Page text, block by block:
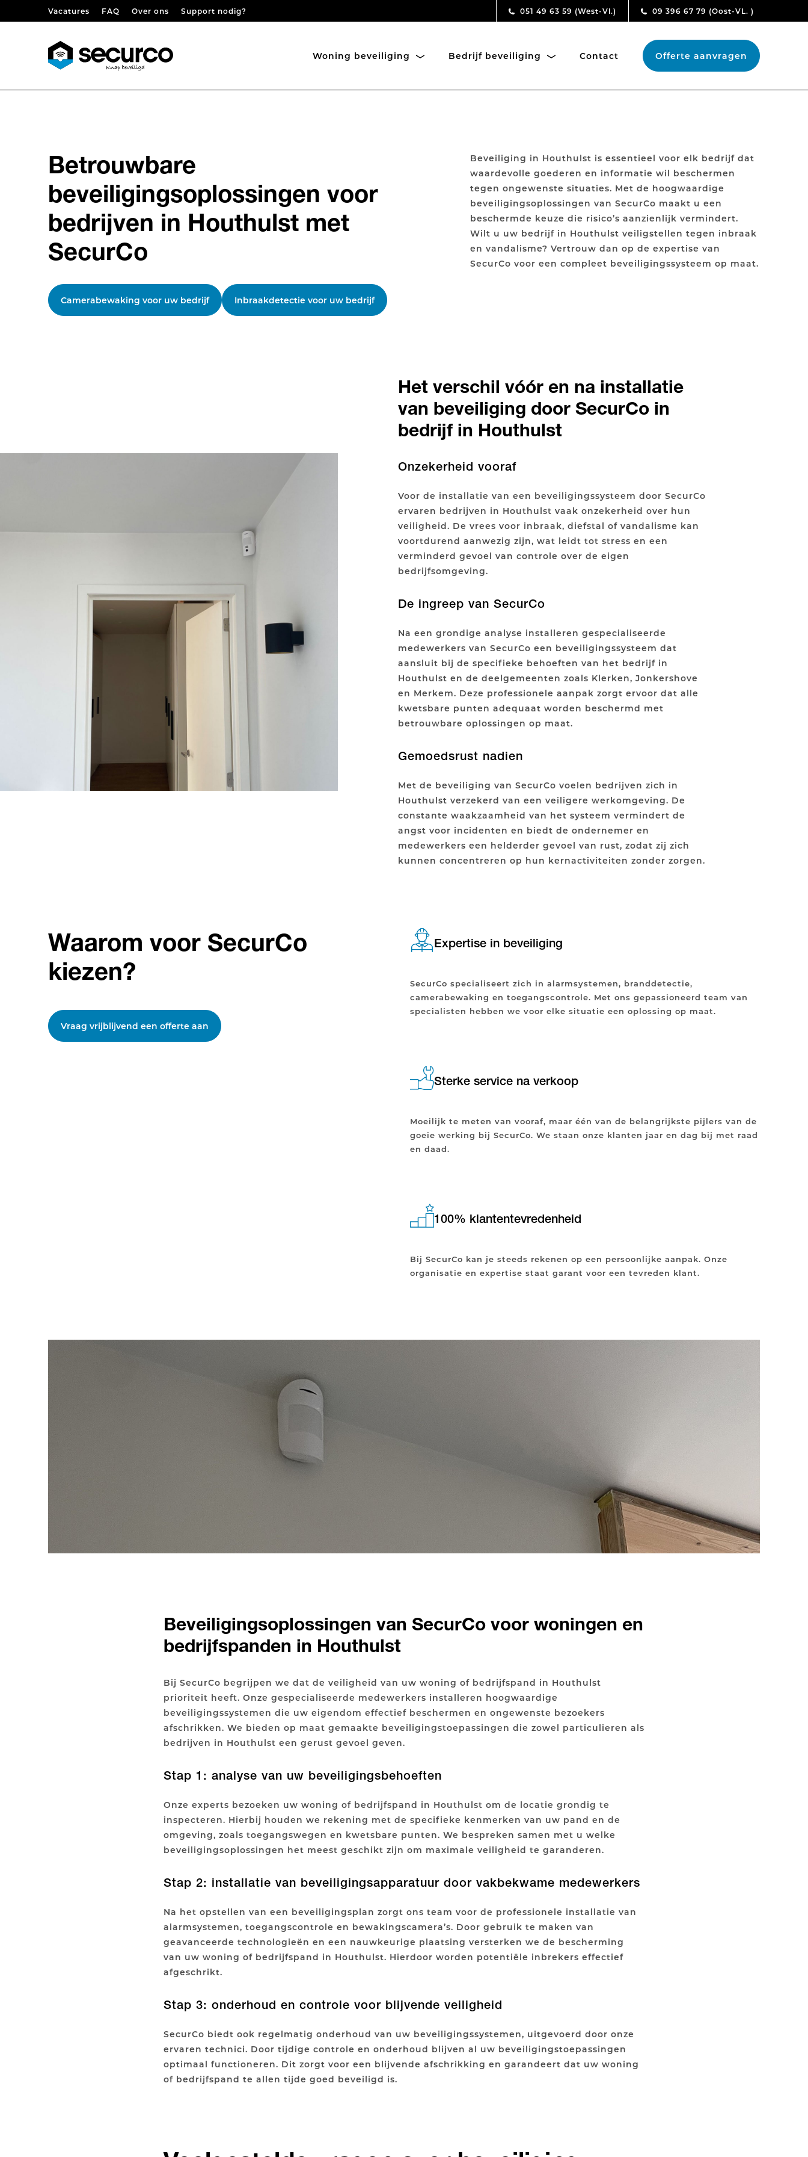
Skip to contentVacatures FAQ Over ons Support nodig? 051 49 63 59 (West-Vl.) 09 396 67 79 (Oost-VL. )
Woning beveiliging Bedrijf beveiliging Contact Offerte aanvragen
Betrouwbare
beveiligingsoplossingen voor
bedrijven in Houthulst met
SecurCo
Camerabewaking voor uw bedrijf Inbraakdetectie voor uw bedrijf
Beveiliging in Houthulst is essentieel voor elk bedrijf dat
waardevolle goederen en informatie wil beschermen
tegen ongewenste situaties. Met de hoogwaardige
beveiligingsoplossingen van SecurCo maakt u een
beschermde keuze die risico’s aanzienlijk vermindert.
Wilt u uw bedrijf in Houthulst veiligstellen tegen inbraak
en vandalisme? Vertrouw dan op de expertise van
SecurCo voor een compleet beveiligingssysteem op maat.
Het verschil vóór en na installatie
van beveiliging door SecurCo in
bedrijf in Houthulst
Onzekerheid vooraf
Voor de installatie van een beveiligingssysteem door SecurCo
ervaren bedrijven in Houthulst vaak onzekerheid over hun
veiligheid. De vrees voor inbraak, diefstal of vandalisme kan
voortdurend aanwezig zijn, wat leidt tot stress en een
verminderd gevoel van controle over de eigen
bedrijfsomgeving.
De ingreep van SecurCo
Na een grondige analyse installeren gespecialiseerde
medewerkers van SecurCo een beveiligingssysteem dat
aansluit bij de specifieke behoeften van het bedrijf in
Houthulst en de deelgemeenten zoals Klerken, Jonkershove
en Merkem. Deze professionele aanpak zorgt ervoor dat alle
kwetsbare punten adequaat worden beschermd met
betrouwbare oplossingen op maat.
Gemoedsrust nadien
Met de beveiliging van SecurCo voelen bedrijven zich in
Houthulst verzekerd van een veiligere werkomgeving. De
constante waakzaamheid van het systeem vermindert de
angst voor incidenten en biedt de ondernemer en
medewerkers een helderder gevoel van rust, zodat zij zich
kunnen concentreren op hun kernactiviteiten zonder zorgen.
Waarom voor SecurCo
kiezen?
Vraag vrijblijvend een offerte aan
Expertise in beveiliging
SecurCo specialiseert zich in alarmsystemen, branddetectie,
camerabewaking en toegangscontrole. Met ons gepassioneerd team van
specialisten hebben we voor elke situatie een oplossing op maat.
Sterke service na verkoop
Moeilijk te meten van vooraf, maar één van de belangrijkste pijlers van de
goeie werking bij SecurCo. We staan onze klanten jaar en dag bij met raad
en daad.
100% klantentevredenheid
Bij SecurCo kan je steeds rekenen op een persoonlijke aanpak. Onze
organisatie en expertise staat garant voor een tevreden klant.
Beveiligingsoplossingen van SecurCo voor woningen en
bedrijfspanden in Houthulst
Bij SecurCo begrijpen we dat de veiligheid van uw woning of bedrijfspand in Houthulst
prioriteit heeft. Onze gespecialiseerde medewerkers installeren hoogwaardige
beveiligingssystemen die uw eigendom effectief beschermen en ongewenste bezoekers
afschrikken. We bieden op maat gemaakte beveiligingstoepassingen die zowel particulieren als
bedrijven in Houthulst een gerust gevoel geven.
Stap 1: analyse van uw beveiligingsbehoeften
Onze experts bezoeken uw woning of bedrijfspand in Houthulst om de locatie grondig te
inspecteren. Hierbij houden we rekening met de specifieke kenmerken van uw pand en de
omgeving, zoals toegangswegen en kwetsbare punten. We bespreken samen met u welke
beveiligingsoplossingen het meest geschikt zijn om maximale veiligheid te garanderen.
Stap 2: installatie van beveiligingsapparatuur door vakbekwame medewerkers
Na het opstellen van een beveiligingsplan zorgt ons team voor de professionele installatie van
alarmsystemen, toegangscontrole en bewakingscamera’s. Door gebruik te maken van
geavanceerde technologieën en een nauwkeurige plaatsing versterken we de bescherming
van uw woning of bedrijfspand in Houthulst. Hierdoor worden potentiële inbrekers effectief
afgeschrikt.
Stap 3: onderhoud en controle voor blijvende veiligheid
SecurCo biedt ook regelmatig onderhoud van uw beveiligingssystemen, uitgevoerd door onze
ervaren technici. Door tijdige controle en onderhoud blijven al uw beveiligingstoepassingen
optimaal functioneren. Dit zorgt voor een blijvende afschrikking en garandeert dat uw woning
of bedrijfspand te allen tijde goed beveiligd is.